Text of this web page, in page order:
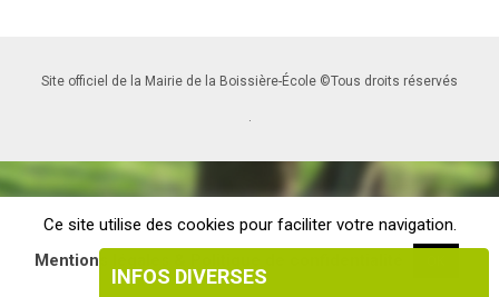
Site officiel de la Mairie de la Boissière-École ©Tous droits réservés
Ce site utilise des cookies pour faciliter votre navigation.
Mentions légales & Politique de confidentialité
INFOS DIVERSES